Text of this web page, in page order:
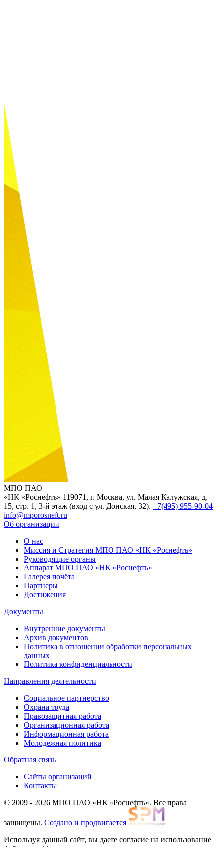
МПО ПАО
«НК «Роснефть» 119071, г. Москва, ул. Малая Калужская, д.
15, стр. 1, 3-й этаж (вход с ул. Донская, 32). +7(495) 955-90-04
info@mporosneft.ru
Об организации
О нас
Миссия и Стратегия МПО ПАО «НК «Роснефть»
Руководящие органы
Аппарат МПО ПАО «НК «Роснефть»
Галерея почёта
Партнеры
Достижения
Документы
Внутренние документы
Архив документов
Политика в отношении обработки персональных
данных
Политика конфиденциальности
Направления деятельности
Социальное партнерство
Охрана труда
Правозащитная работа
Организационная работа
Информационная работа
Молодежная политика
Обратная связь
Сайты организаций
Контакты
© 2009 - 2026 МПО ПАО «НК «Роснефть». Все права
защищены. Создано и продвигается
Используя данный сайт, вы даете согласие на использование